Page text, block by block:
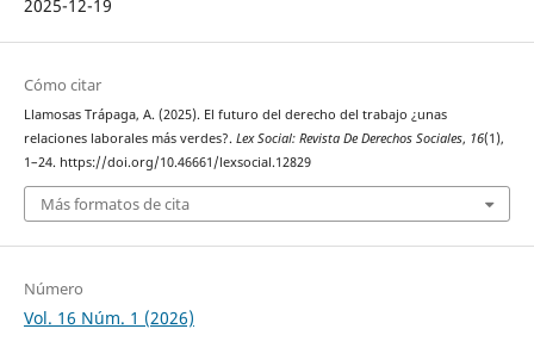
2025-12-19
Cómo citar
Llamosas Trápaga, A. (2025). El futuro del derecho del trabajo ¿unas
relaciones laborales más verdes?. Lex Social: Revista De Derechos Sociales, 16(1),
1–24. https://doi.org/10.46661/lexsocial.12829
Más formatos de cita
Número
Vol. 16 Núm. 1 (2026)